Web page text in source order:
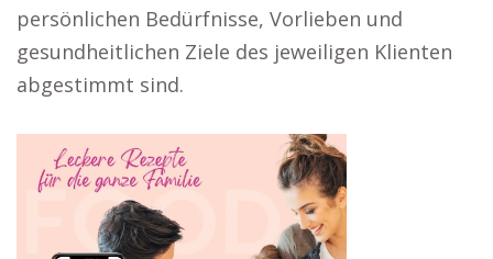
persönlichen Bedürfnisse, Vorlieben und
gesundheitlichen Ziele des jeweiligen Klienten
abgestimmt sind.